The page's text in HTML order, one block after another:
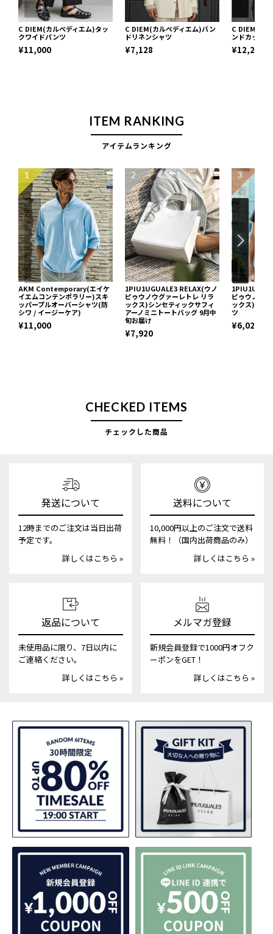
C DIEM(カルペディエム)タッ
クワイドパンツ
¥11,000
C DIEM(カルペディエム)バン
ドリネンシャツ
¥7,128
C DIEM(カ
ンドカット
¥12,210
ITEM RANKING
アイテムランキング
1
AKM Contemporary(エイケ
イエムコンテンポラリー)スキ
ッパープルオーバーシャツ(防
シワ / イージーケア)
¥11,000
2
1PIU1UGUALE3 RELAX(ウノ
ピゥウノウグァーレトレ リラ
ックス)シンセティックサフィ
アーノミニトートバッグ 9月中
旬お届け
¥7,920
3
ピゥウノウ
ックス)ネッ
ツ
¥6,029
CHECKED ITEMS
チェックした商品
発送について
12時までのご注文は当日出荷
予定です。
詳しくはこちら »
送料について
10,000円以上のご注文で送料
無料！（国内出荷商品のみ）
詳しくはこちら »
返品について
未使用品に限り、7日以内に
ご連絡ください。
詳しくはこちら »
メルマガ登録
新規会員登録で1000円オフク
ーポンをGET！
詳しくはこちら »